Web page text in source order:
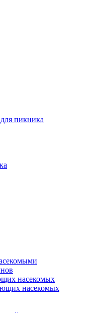
пикника
насекомых
насекомых